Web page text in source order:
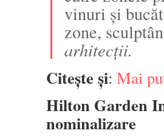
vinuri și
zone,
arhitecții.
Citește și: Mai
Hilton Garden
nominalizare